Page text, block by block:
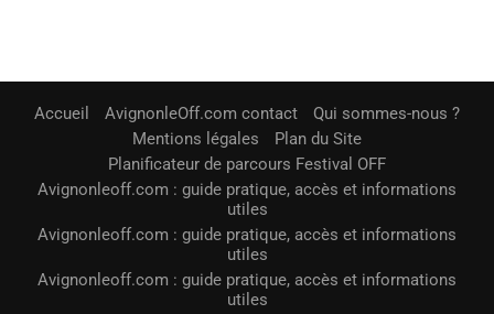
Accueil AvignonleOff.com contact
Qui sommes-nous ?
Mentions légales
Plan du Site
Planificateur de parcours Festival OFF
Avignonleoff.com : guide pratique, accès et informations
utiles
Avignonleoff.com : guide pratique, accès et informations
utiles
Avignonleoff.com : guide pratique, accès et informations
utiles